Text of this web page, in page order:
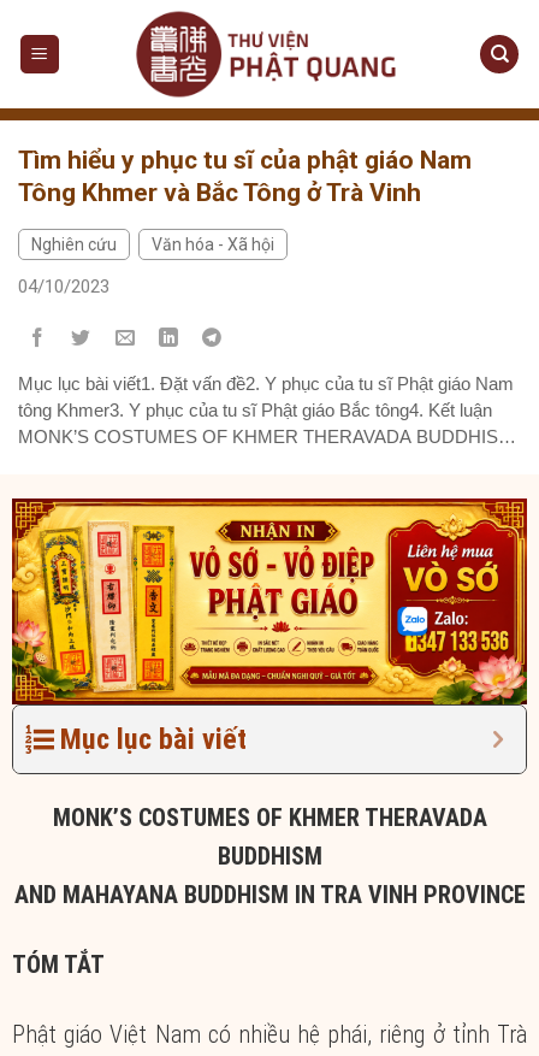
content
Tìm hiểu y phục tu sĩ của phật giáo Nam
Tông Khmer và Bắc Tông ở Trà Vinh
Nghiên cứu Văn hóa - Xã hội
04/10/2023
Mục lục bài viết1. Đặt vấn đề2. Y phục của tu sĩ Phật giáo Nam
tông Khmer3. Y phục của tu sĩ Phật giáo Bắc tông4. Kết luận
MONK’S COSTUMES OF KHMER THERAVADA BUDDHISM
Mục lục bài viết
MONK’S COSTUMES OF KHMER THERAVADA
BUDDHISM
AND MAHAYANA BUDDHISM IN TRA VINH PROVINCE
TÓM TẮT
Phật giáo Việt Nam có nhiều hệ phái, riêng ở tỉnh Trà